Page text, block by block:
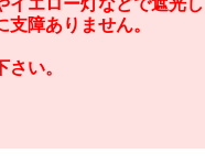
エロー灯などで遮光し
障ありません。
い。